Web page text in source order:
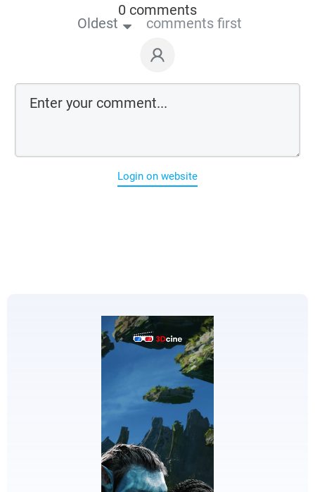
0 comments
Oldest comments first
Login on website